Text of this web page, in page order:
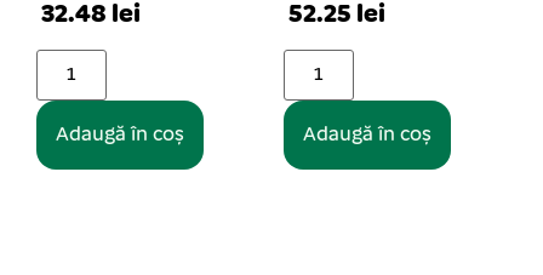
52.25 lei
Adaugă în coș
16.06 lei
Adaugă în coș